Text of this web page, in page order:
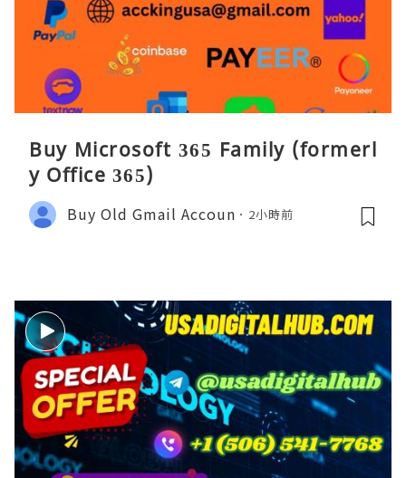
Buy Microsoft 365 Family (formerl
y Office 365)
Buy Old Gmail Accoun 2小時前